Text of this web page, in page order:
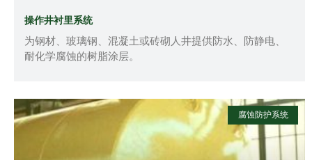
操作井衬里系统
为钢材、玻璃钢、混凝土或砖砌人井提供防水、防静电、
耐化学腐蚀的树脂涂层。
腐蚀防护系统